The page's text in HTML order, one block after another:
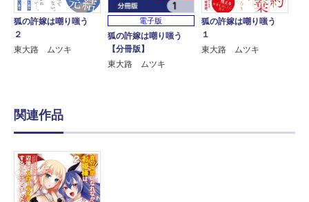
狐の許嫁は嘲り嗤う
２
東大路 ムツキ
電子版
狐の許嫁は嘲り嗤う
【分冊版】
東大路 ムツキ
狐の許嫁は嘲り嗤う
１
東大路 ムツキ
関連作品